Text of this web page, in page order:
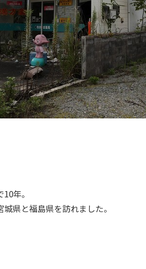
年。​
県と福島県を訪れました。​